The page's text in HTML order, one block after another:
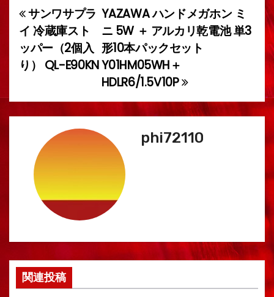
投
稿
ナ
ビ
ゲ
シ
ョ
YAZAWA ハンドメガホン ミ
ニ 5W ＋ アルカリ乾電池 単3
形10本パックセット
Y01HM05WH＋
HDLR6/1.5V10P
サンワサプラ
イ 冷蔵庫スト
ッパー（2個入
り） QL-E90KN
phi72110
関連投稿